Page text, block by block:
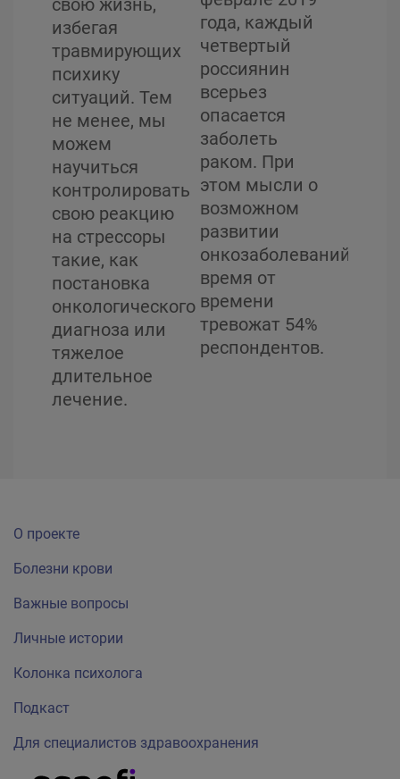
свою жизнь,
избегая
травмирующих
психику
ситуаций. Тем
не менее, мы
можем
научиться
контролировать
свою реакцию
на стрессоры
такие, как
постановка
онкологического
диагноза или
тяжелое
длительное
лечение.
года, каждый
четвертый
россиянин
всерьез
опасается
заболеть
раком. При
этом мысли о
возможном
развитии
онкозаболеваний
время от
времени
тревожат 54%
респондентов.
О проекте
Болезни крови
Важные вопросы
Личные истории
Колонка психолога
Подкаст
Для специалистов здравоохранения